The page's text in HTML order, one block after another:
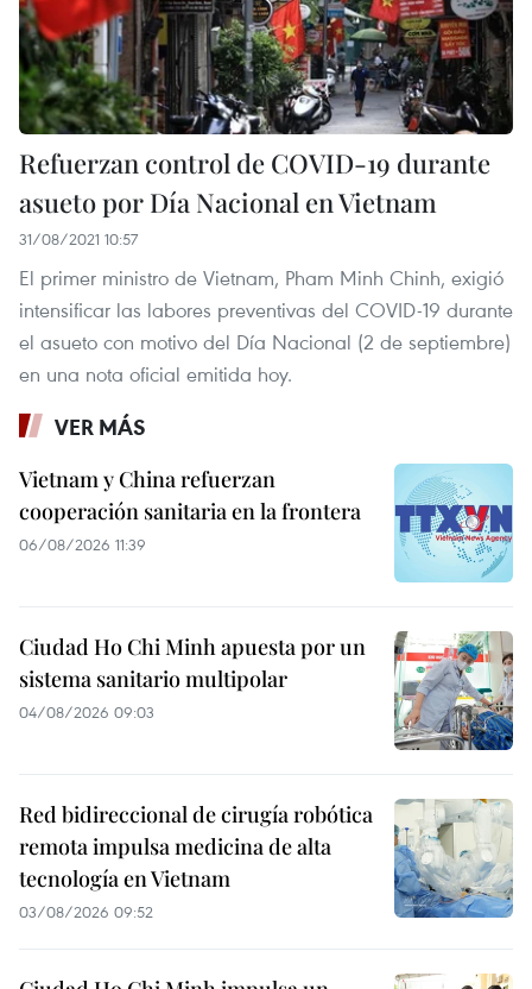
Refuerzan control de COVID-19 durante
asueto por Día Nacional en Vietnam
31/08/2021 10:57
El primer ministro de Vietnam, Pham Minh Chinh, exigió
intensificar las labores preventivas del COVID-19 durante
el asueto con motivo del Día Nacional (2 de septiembre)
en una nota oficial emitida hoy.
VER MÁS
Vietnam y China refuerzan
cooperación sanitaria en la frontera
06/08/2026 11:39
Ciudad Ho Chi Minh apuesta por un
sistema sanitario multipolar
04/08/2026 09:03
Red bidireccional de cirugía robótica
remota impulsa medicina de alta
tecnología en Vietnam
03/08/2026 09:52